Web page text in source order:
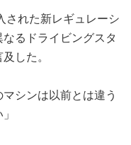
された新レギュレーシ
るドライビングスタ
した。
シンは以前とは違う